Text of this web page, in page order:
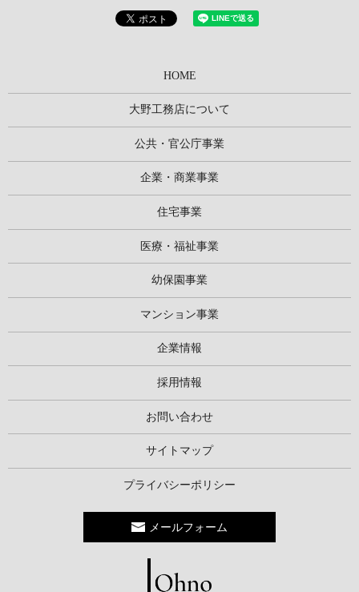
HOME
大野工務店について
公共・官公庁事業
企業・商業事業
住宅事業
医療・福祉事業
幼保園事業
マンション事業
企業情報
採用情報
お問い合わせ
サイトマップ
プライバシーポリシー
メールフォーム